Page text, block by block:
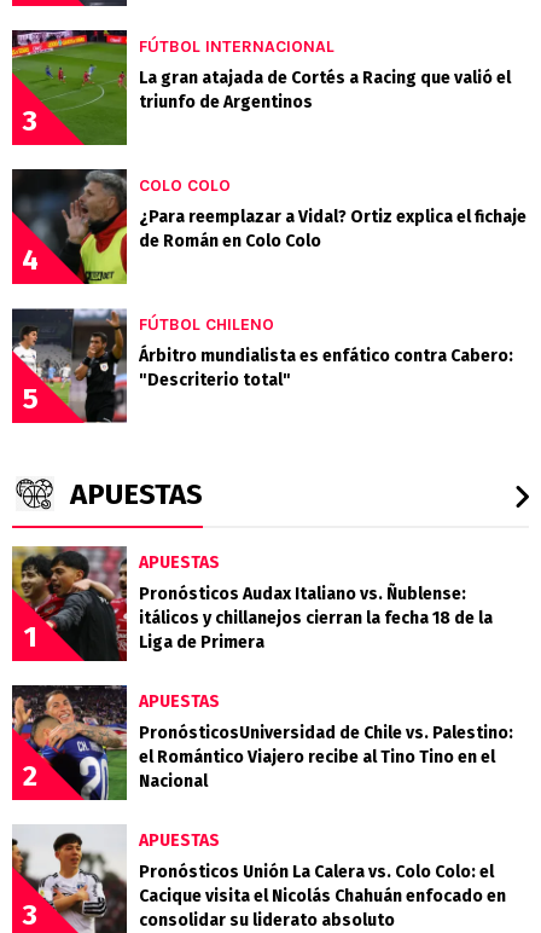
3
FÚTBOL INTERNACIONAL
La gran atajada de Cortés a Racing que valió el
triunfo de Argentinos
4
COLO COLO
¿Para reemplazar a Vidal? Ortiz explica el fichaje
de Román en Colo Colo
5
FÚTBOL CHILENO
Árbitro mundialista es enfático contra Cabero:
"Descriterio total"
APUESTAS
1
APUESTAS
Pronósticos Audax Italiano vs. Ñublense:
itálicos y chillanejos cierran la fecha 18 de la
Liga de Primera
2
APUESTAS
PronósticosUniversidad de Chile vs. Palestino:
el Romántico Viajero recibe al Tino Tino en el
Nacional
3
APUESTAS
Pronósticos Unión La Calera vs. Colo Colo: el
Cacique visita el Nicolás Chahuán enfocado en
consolidar su liderato absoluto